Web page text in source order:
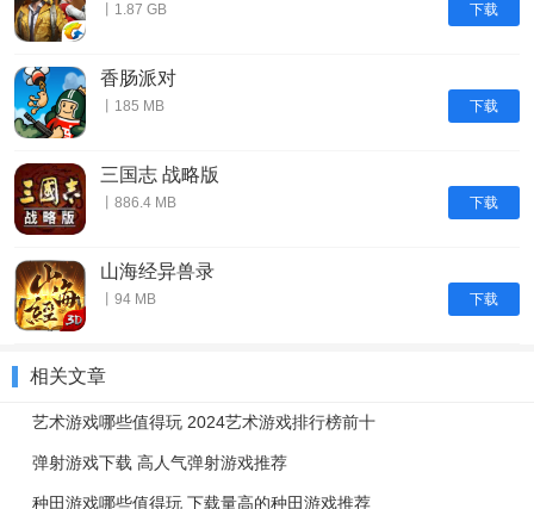
下载
丨1.87 GB
下载
香肠派对
丨185 MB
下载
三国志 战略版
丨886.4 MB
下载
山海经异兽录
丨94 MB
相关文章
艺术游戏哪些值得玩 2024艺术游戏排行榜前十
弹射游戏下载 高人气弹射游戏推荐
种田游戏哪些值得玩 下载量高的种田游戏推荐